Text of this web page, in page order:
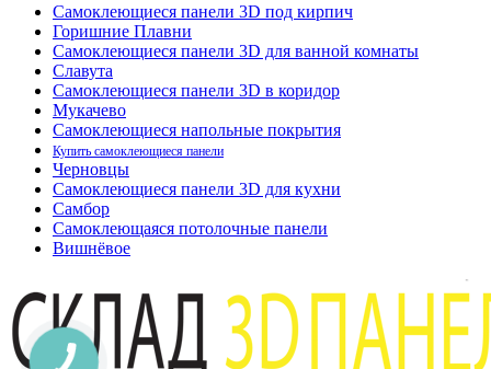
Самоклеющиеся панели 3D под кирпич
Горишние Плавни
Самоклеющиеся панели 3D для ванной комнаты
Славута
Самоклеющиеся панели 3D в коридор
Мукачево
Самоклеющиеся напольные покрытия
Купить самоклеющиеся панели
Черновцы
Самоклеющиеся панели 3D для кухни
Самбор
Самоклеющаяся потолочные панели
Вишнёвое